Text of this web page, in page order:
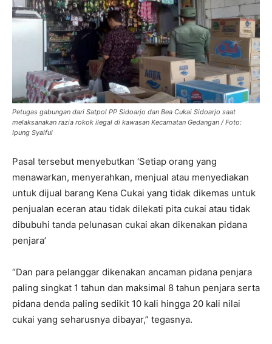
Petugas gabungan dari Satpol PP Sidoarjo dan Bea Cukai Sidoarjo saat
melaksanakan razia rokok ilegal di kawasan Kecamatan Gedangan / Foto:
Ipung Syaiful
Pasal tersebut menyebutkan ‘Setiap orang yang
menawarkan, menyerahkan, menjual atau menyediakan
untuk dijual barang Kena Cukai yang tidak dikemas untuk
penjualan eceran atau tidak dilekati pita cukai atau tidak
dibubuhi tanda pelunasan cukai akan dikenakan pidana
penjara’
“Dan para pelanggar dikenakan ancaman pidana penjara
paling singkat 1 tahun dan maksimal 8 tahun penjara serta
pidana denda paling sedikit 10 kali hingga 20 kali nilai
cukai yang seharusnya dibayar,” tegasnya.